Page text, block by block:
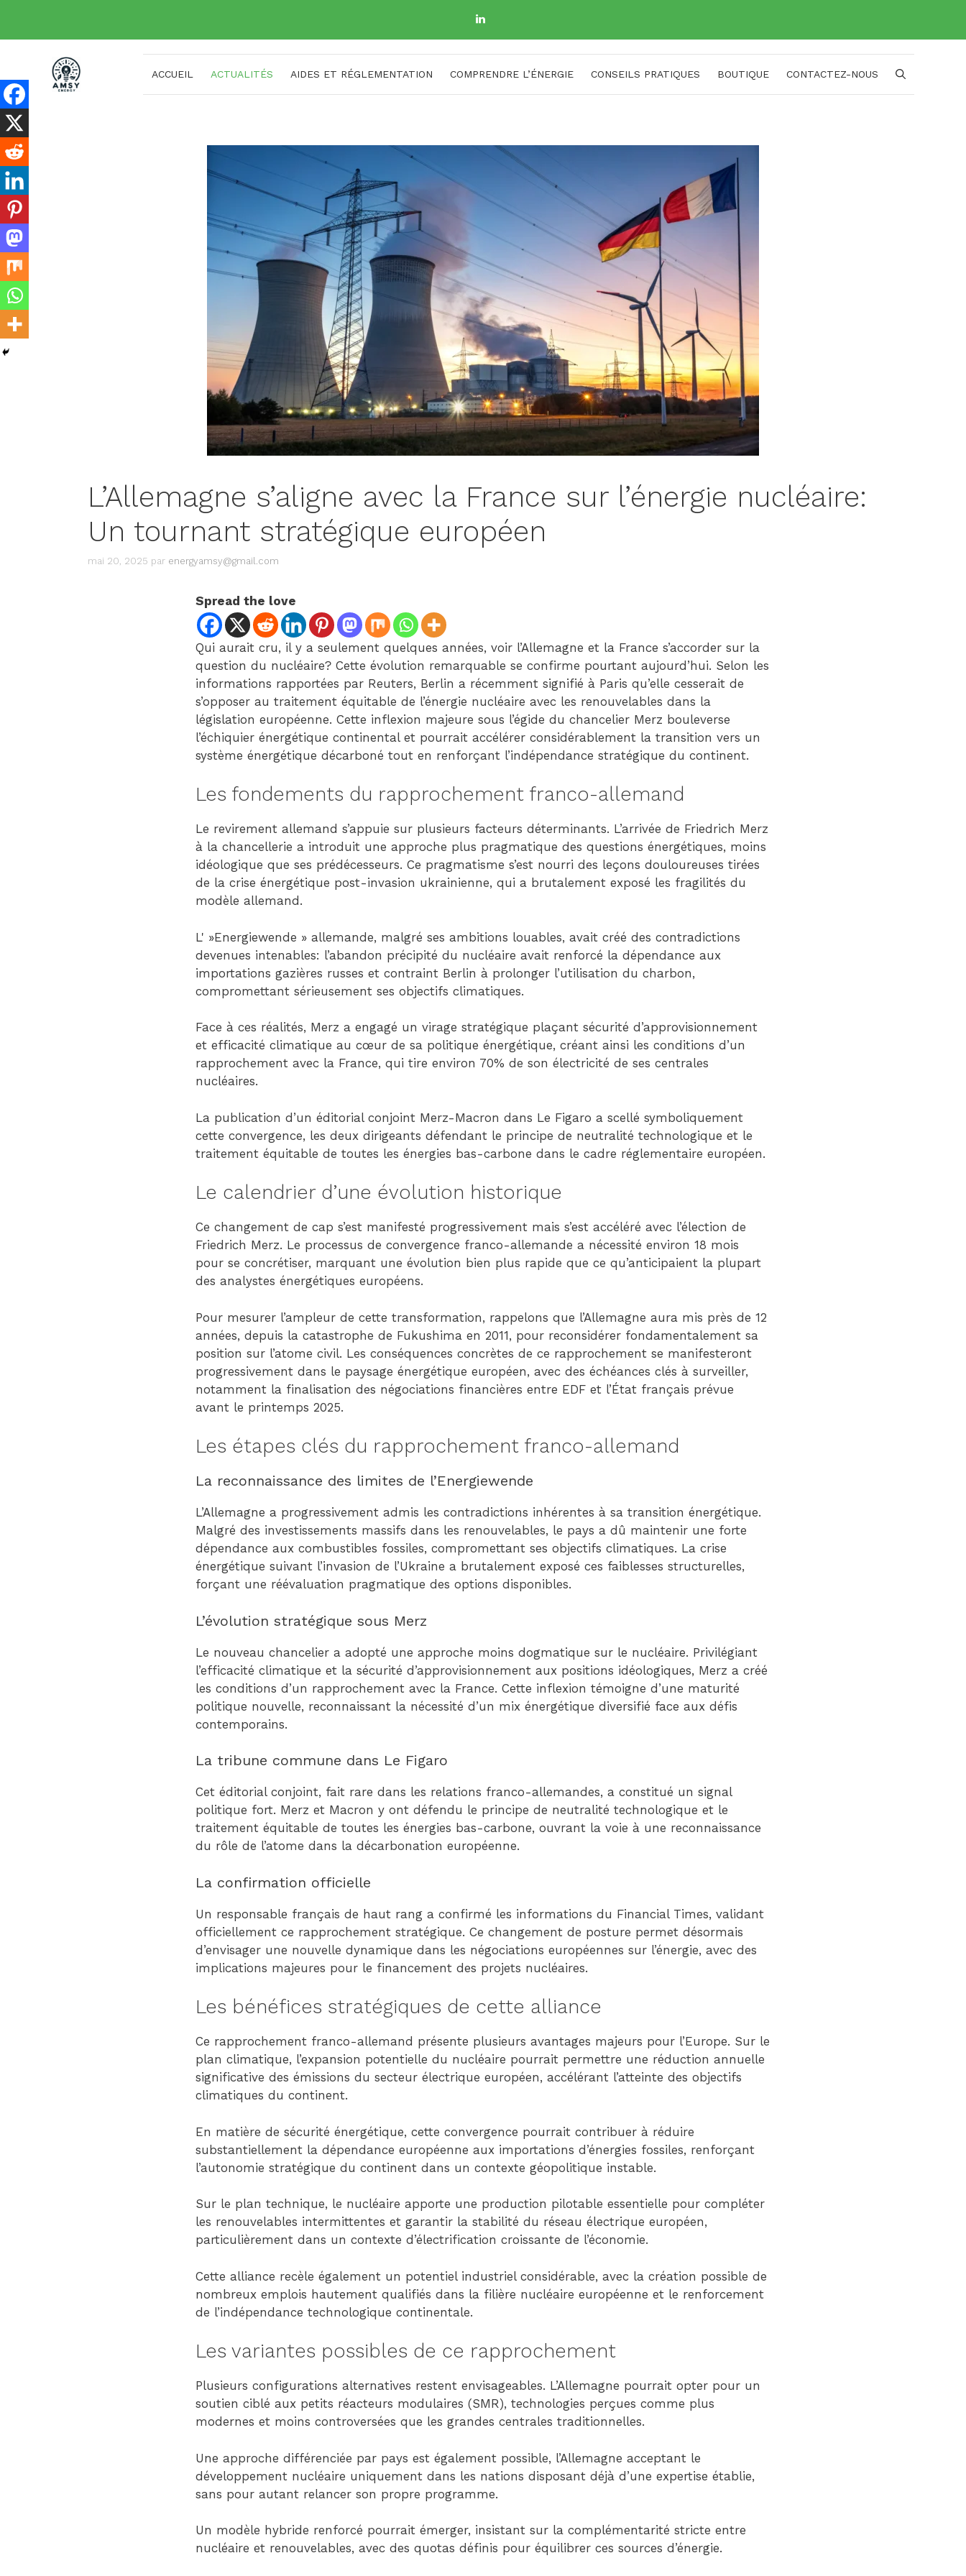
contenu
ACCUEIL ACTUALITÉS AIDES ET RÉGLEMENTATION COMPRENDRE L’ÉNERGIE CONSEILS PRATIQUES BOUTIQUE CONTACTEZ-NOUS
L’Allemagne s’aligne avec la France sur l’énergie nucléaire:
Un tournant stratégique européen
mai 20, 2025 par energyamsy@gmail.com
Spread the love
Qui aurait cru, il y a seulement quelques années, voir l’Allemagne et la France s’accorder sur la
question du nucléaire? Cette évolution remarquable se confirme pourtant aujourd’hui. Selon les
informations rapportées par Reuters, Berlin a récemment signifié à Paris qu’elle cesserait de
s’opposer au traitement équitable de l’énergie nucléaire avec les renouvelables dans la
législation européenne. Cette inflexion majeure sous l’égide du chancelier Merz bouleverse
l’échiquier énergétique continental et pourrait accélérer considérablement la transition vers un
système énergétique décarboné tout en renforçant l’indépendance stratégique du continent.
Les fondements du rapprochement franco-allemand
Le revirement allemand s’appuie sur plusieurs facteurs déterminants. L’arrivée de Friedrich Merz
à la chancellerie a introduit une approche plus pragmatique des questions énergétiques, moins
idéologique que ses prédécesseurs. Ce pragmatisme s’est nourri des leçons douloureuses tirées
de la crise énergétique post-invasion ukrainienne, qui a brutalement exposé les fragilités du
modèle allemand.
L' »Energiewende » allemande, malgré ses ambitions louables, avait créé des contradictions
devenues intenables: l’abandon précipité du nucléaire avait renforcé la dépendance aux
importations gazières russes et contraint Berlin à prolonger l’utilisation du charbon,
compromettant sérieusement ses objectifs climatiques.
Face à ces réalités, Merz a engagé un virage stratégique plaçant sécurité d’approvisionnement
et efficacité climatique au cœur de sa politique énergétique, créant ainsi les conditions d’un
rapprochement avec la France, qui tire environ 70% de son électricité de ses centrales
nucléaires.
La publication d’un éditorial conjoint Merz-Macron dans Le Figaro a scellé symboliquement
cette convergence, les deux dirigeants défendant le principe de neutralité technologique et le
traitement équitable de toutes les énergies bas-carbone dans le cadre réglementaire européen.
Le calendrier d’une évolution historique
Ce changement de cap s’est manifesté progressivement mais s’est accéléré avec l’élection de
Friedrich Merz. Le processus de convergence franco-allemande a nécessité environ 18 mois
pour se concrétiser, marquant une évolution bien plus rapide que ce qu’anticipaient la plupart
des analystes énergétiques européens.
Pour mesurer l’ampleur de cette transformation, rappelons que l’Allemagne aura mis près de 12
années, depuis la catastrophe de Fukushima en 2011, pour reconsidérer fondamentalement sa
position sur l’atome civil. Les conséquences concrètes de ce rapprochement se manifesteront
progressivement dans le paysage énergétique européen, avec des échéances clés à surveiller,
notamment la finalisation des négociations financières entre EDF et l’État français prévue
avant le printemps 2025.
Les étapes clés du rapprochement franco-allemand
La reconnaissance des limites de l’Energiewende
L’Allemagne a progressivement admis les contradictions inhérentes à sa transition énergétique.
Malgré des investissements massifs dans les renouvelables, le pays a dû maintenir une forte
dépendance aux combustibles fossiles, compromettant ses objectifs climatiques. La crise
énergétique suivant l’invasion de l’Ukraine a brutalement exposé ces faiblesses structurelles,
forçant une réévaluation pragmatique des options disponibles.
L’évolution stratégique sous Merz
Le nouveau chancelier a adopté une approche moins dogmatique sur le nucléaire. Privilégiant
l’efficacité climatique et la sécurité d’approvisionnement aux positions idéologiques, Merz a créé
les conditions d’un rapprochement avec la France. Cette inflexion témoigne d’une maturité
politique nouvelle, reconnaissant la nécessité d’un mix énergétique diversifié face aux défis
contemporains.
La tribune commune dans Le Figaro
Cet éditorial conjoint, fait rare dans les relations franco-allemandes, a constitué un signal
politique fort. Merz et Macron y ont défendu le principe de neutralité technologique et le
traitement équitable de toutes les énergies bas-carbone, ouvrant la voie à une reconnaissance
du rôle de l’atome dans la décarbonation européenne.
La confirmation officielle
Un responsable français de haut rang a confirmé les informations du Financial Times, validant
officiellement ce rapprochement stratégique. Ce changement de posture permet désormais
d’envisager une nouvelle dynamique dans les négociations européennes sur l’énergie, avec des
implications majeures pour le financement des projets nucléaires.
Les bénéfices stratégiques de cette alliance
Ce rapprochement franco-allemand présente plusieurs avantages majeurs pour l’Europe. Sur le
plan climatique, l’expansion potentielle du nucléaire pourrait permettre une réduction annuelle
significative des émissions du secteur électrique européen, accélérant l’atteinte des objectifs
climatiques du continent.
En matière de sécurité énergétique, cette convergence pourrait contribuer à réduire
substantiellement la dépendance européenne aux importations d’énergies fossiles, renforçant
l’autonomie stratégique du continent dans un contexte géopolitique instable.
Sur le plan technique, le nucléaire apporte une production pilotable essentielle pour compléter
les renouvelables intermittentes et garantir la stabilité du réseau électrique européen,
particulièrement dans un contexte d’électrification croissante de l’économie.
Cette alliance recèle également un potentiel industriel considérable, avec la création possible de
nombreux emplois hautement qualifiés dans la filière nucléaire européenne et le renforcement
de l’indépendance technologique continentale.
Les variantes possibles de ce rapprochement
Plusieurs configurations alternatives restent envisageables. L’Allemagne pourrait opter pour un
soutien ciblé aux petits réacteurs modulaires (SMR), technologies perçues comme plus
modernes et moins controversées que les grandes centrales traditionnelles.
Une approche différenciée par pays est également possible, l’Allemagne acceptant le
développement nucléaire uniquement dans les nations disposant déjà d’une expertise établie,
sans pour autant relancer son propre programme.
Un modèle hybride renforcé pourrait émerger, insistant sur la complémentarité stricte entre
nucléaire et renouvelables, avec des quotas définis pour équilibrer ces sources d’énergie.